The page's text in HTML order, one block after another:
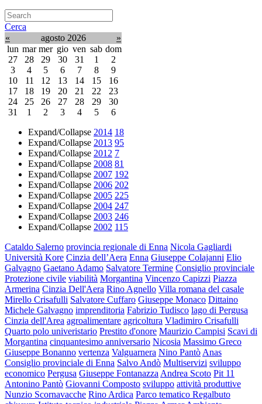
Cerca
«
agosto 2026
»
lun mar mer gio ven sab dom
27
28 29 30 31 1
2
3
4 5 6 7 8
9
10
11 12 13 14 15
16
17
18 19 20 21 22
23
24
25 26 27 28 29
30
31
1 2 3 4 5
6
Expand/Collapse 2014 18
Expand/Collapse 2013 95
Expand/Collapse 2012 7
Expand/Collapse 2008 81
Expand/Collapse 2007 192
Expand/Collapse 2006 202
Expand/Collapse 2005 225
Expand/Collapse 2004 247
Expand/Collapse 2003 246
Expand/Collapse 2002 115
Cataldo Salerno provincia regionale di Enna Nicola Gagliardi
Università Kore Cinzia dell’Aera Enna Giuseppe Colajanni Elio
Galvagno Gaetano Adamo Salvatore Termine Consiglio provinciale
Protezione civile viabilità Morgantina Vincenzo Capizzi Piazza
Armerina Cinzia Dell'Aera Rino Agnello Villa romana del casale
Mirello Crisafulli Salvatore Cuffaro Giuseppe Monaco Dittaino
Michele Galvagno imprenditoria Fabrizio Tudisco lago di Pergusa
Cinzia dell'Area agroalimentare agricoltura Vladimiro Crisafulli
Quarto polo univeristario Prestito d'onore Maurizio Campisi Scavi di
Morgantina cinquantesimo anniversario Nicosia Massimo Greco
Giuseppe Bonanno vertenza Valguarnera Nino Pantò Anas
Consiglio provinciale di Enna Salvo Andò Multiservizi sviluppo
economico Pergusa Giuseppe Fontanazza Andrea Scoto Pit 11
Antonino Pantò Giovanni Composto sviluppo attività produttive
Nunzio Scornavacche Rino Ardica Parco tematico Regalbuto